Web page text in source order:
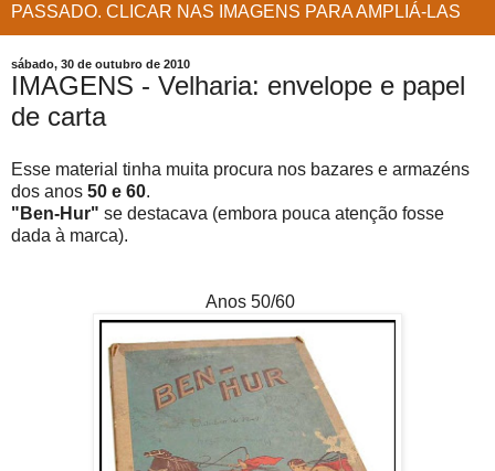
PASSADO. CLICAR NAS IMAGENS PARA AMPLIÁ-LAS
sábado, 30 de outubro de 2010
IMAGENS - Velharia: envelope e papel
de carta
Esse material tinha muita procura nos bazares e armazéns
dos anos 50 e 60.
"Ben-Hur" se destacava (embora pouca atenção fosse
dada à marca).
Anos 50/60